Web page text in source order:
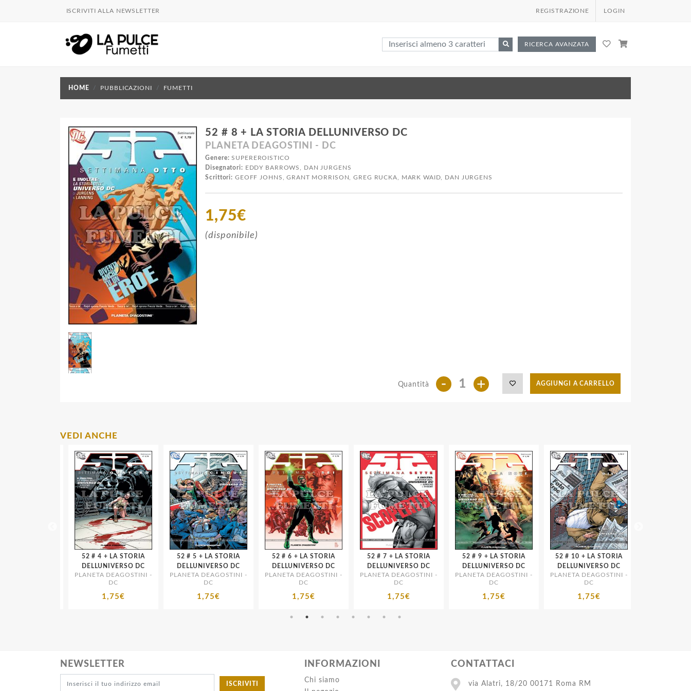
ISCRIVITI ALLA NEWSLETTER REGISTRAZIONE LOGIN
RICERCA AVANZATA
HOME PUBBLICAZIONI FUMETTI
52 # 8 + LA STORIA DELLUNIVERSO DC
PLANETA DEAGOSTINI - DC
Genere: SUPEREROISTICO
Disegnatori: EDDY BARROWS, DAN JURGENS
Scrittori: GEOFF JOHNS, GRANT MORRISON, GREG RUCKA, MARK WAID, DAN JURGENS
1,75€
(disponibile)
Quantità - + AGGIUNGI A CARRELLO
VEDI ANCHE
52 # 4 + LA STORIA
DELLUNIVERSO DC
PLANETA DEAGOSTINI -
DC
1,75€
52 # 5 + LA STORIA
DELLUNIVERSO DC
PLANETA DEAGOSTINI -
DC
1,75€
52 # 6 + LA STORIA
DELLUNIVERSO DC
PLANETA DEAGOSTINI -
DC
1,75€
52 # 7 + LA STORIA
DELLUNIVERSO DC
PLANETA DEAGOSTINI -
DC
1,75€
52 # 9 + LA STORIA
DELLUNIVERSO DC
PLANETA DEAGOSTINI -
DC
1,75€
52 # 10 + LA STORIA
DELLUNIVERSO DC
PLANETA DEAGOSTINI -
DC
1,75€
NEWSLETTER
ISCRIVITI
INFORMAZIONI
Chi siamo
CONTATTACI
via Alatri, 18/20 00171 Roma RM